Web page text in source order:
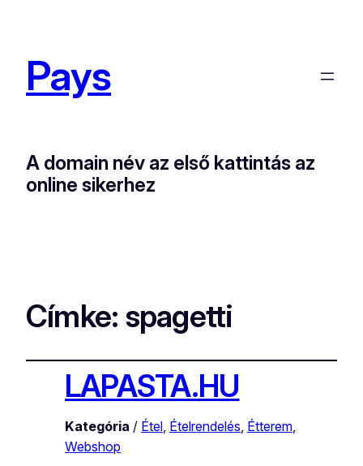
Pays
A domain név az első kattintás az
online sikerhez
Címke: spagetti
LAPASTA.HU
Kategória / Étel Ételrendelés Étterem
Webshop